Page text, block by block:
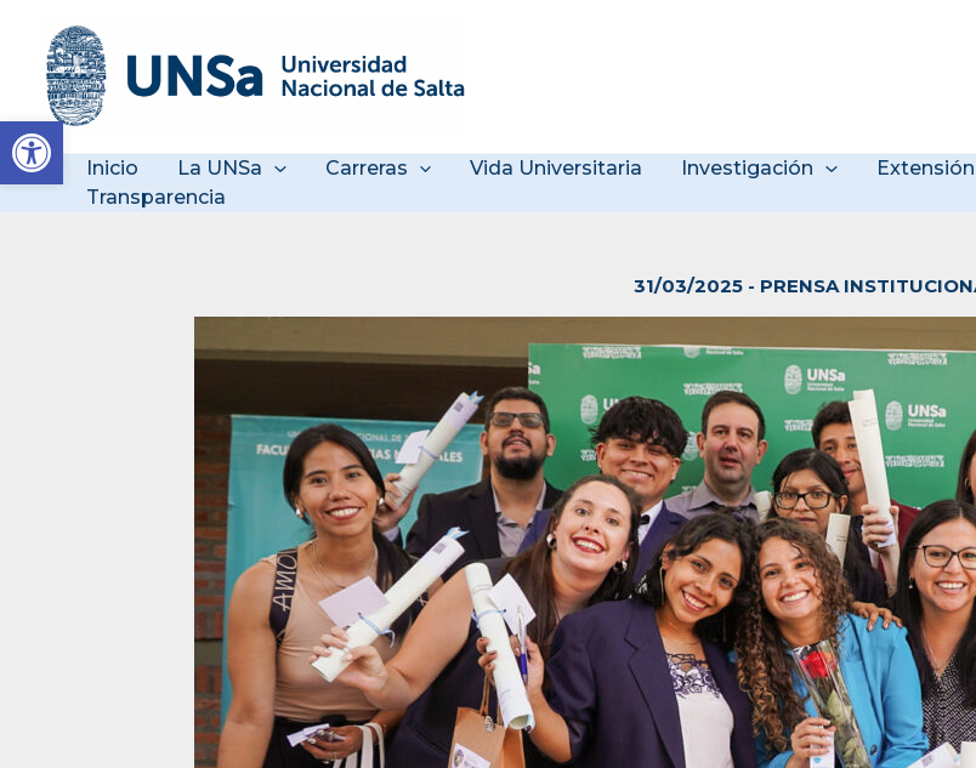
Abrir barra de herramientas
contenido
Inicio La UNSa Carreras Vida Universitaria Investigación Extensión
Transparencia
31/03/2025 - PRENSA